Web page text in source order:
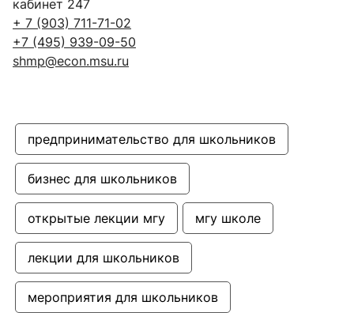
кабинет 247
+ 7 (903) 711-71-02
+7 (495) 939-09-50
shmp@econ.msu.ru
предпринимательство для школьников
бизнес для школьников
открытые лекции мгу мгу школе
лекции для школьников
мероприятия для школьников